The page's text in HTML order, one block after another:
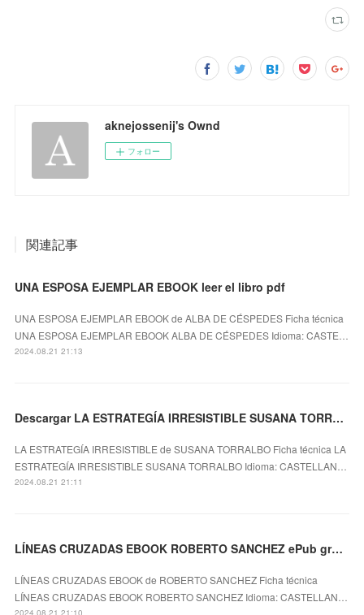
aknejossenij's Ownd
フォロー
関連記事
UNA ESPOSA EJEMPLAR EBOOK leer el libro pdf
UNA ESPOSA EJEMPLAR EBOOK de ALBA DE CÉSPEDES Ficha técnica
UNA ESPOSA EJEMPLAR EBOOK ALBA DE CÉSPEDES Idioma: CASTE…
2024.08.21 21:13
Descargar LA ESTRATEGÍA IRRESISTIBLE SUSANA TORRALBO Gratis - EPUB, PDF y MOBI
LA ESTRATEGÍA IRRESISTIBLE de SUSANA TORRALBO Ficha técnica LA
ESTRATEGÍA IRRESISTIBLE SUSANA TORRALBO Idioma: CASTELLAN…
2024.08.21 21:11
LÍNEAS CRUZADAS EBOOK ROBERTO SANCHEZ ePub gratis
LÍNEAS CRUZADAS EBOOK de ROBERTO SANCHEZ Ficha técnica
LÍNEAS CRUZADAS EBOOK ROBERTO SANCHEZ Idioma: CASTELLAN…
2024.08.21 21:10